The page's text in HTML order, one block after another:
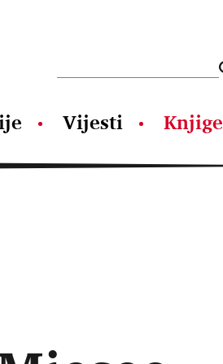
Vijesti Knjige